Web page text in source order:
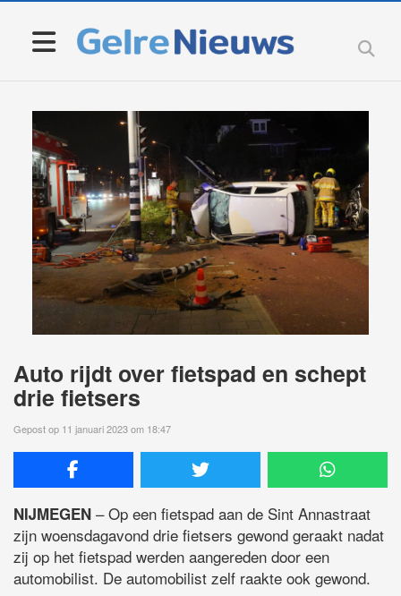
Auto rijdt over fietspad en schept
drie fietsers
Gepost op 11 januari 2023 om 18:47
NIJMEGEN – Op een fietspad aan de Sint Annastraat
zijn woensdagavond drie fietsers gewond geraakt nadat
zij op het fietspad werden aangereden door een
automobilist. De automobilist zelf raakte ook gewond.